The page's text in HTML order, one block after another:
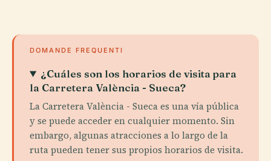
DOMANDE FREQUENTI
¿Cuáles son los horarios de visita para
la Carretera València - Sueca?
La Carretera València - Sueca es una vía pública
y se puede acceder en cualquier momento. Sin
embargo, algunas atracciones a lo largo de la
ruta pueden tener sus propios horarios de visita.